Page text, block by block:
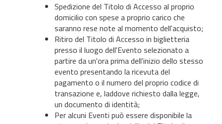
Spedizione del Titolo di Accesso al proprio
domicilio con spese a proprio carico che
saranno rese note al momento dell'acquisto;
Ritiro del Titolo di Accesso in biglietteria
presso il luogo dell'Evento selezionato a
partire da un'ora prima dell'inizio dello stesso
evento presentando la ricevuta del
pagamento o il numero del proprio codice di
transazione e, laddove richiesto dalla legge,
un documento di identità;
Per alcuni Eventi può essere disponibile la